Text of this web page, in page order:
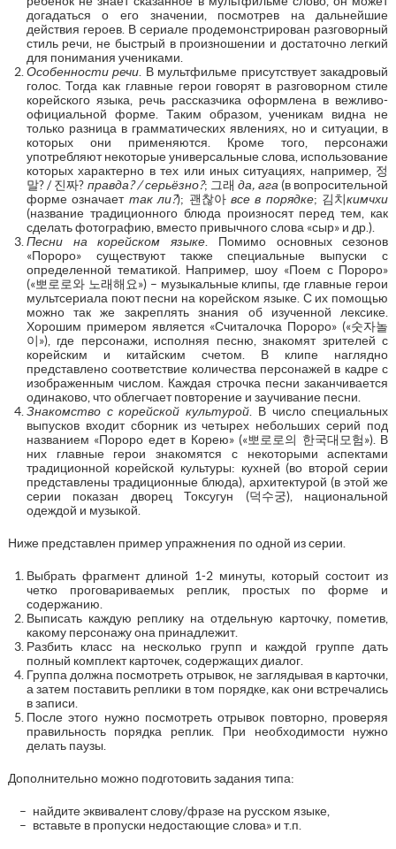
догадаться о его значении, посмотрев на дальнейшие
действия героев. В сериале продемонстрирован разговорный
стиль речи, не быстрый в произношении и достаточно легкий
для понимания учениками.
Особенности речи . В мультфильме присутствует закадровый
голос. Тогда как главные герои говорят в разговорном стиле
корейского языка, речь рассказчика оформлена в вежливо-
официальной форме. Таким образом, ученикам видна не
только разница в грамматических явлениях, но и ситуации, в
которых они применяются. Кроме того, персонажи
употребляют некоторые универсальные слова, использование
которых характерно в тех или иных ситуациях, например, 정
말? / 진짜? правда? / серьёзно?; 그래да, ага (в вопросительной
форме означает так ли?); 괜찮아 все в порядке; 김치кимчхи
(название традиционного блюда произносят перед тем, как
сделать фотографию, вместо привычного слова «сыр» и др.).
Песни на корейском языке . Помимо основных сезонов
«Пороро» существуют также специальные выпуски с
определенной тематикой. Например, шоу «Поем с Пороро»
(«뽀로로와 노래해요») – музыкальные клипы, где главные герои
мультсериала поют песни на корейском языке. С их помощью
можно так же закреплять знания об изученной лексике.
Хорошим примером является «Считалочка Пороро» («숫자놀
이»), где персонажи, исполняя песню, знакомят зрителей с
корейским и китайским счетом. В клипе наглядно
представлено соответствие количества персонажей в кадре с
изображенным числом. Каждая строчка песни заканчивается
одинаково, что облегчает повторение и заучивание песни.
Знакомство с корейской культурой . В число специальных
выпусков входит сборник из четырех небольших серий под
названием «Пороро едет в Корею» («뽀로로의 한국대모험»). В
них главные герои знакомятся с некоторыми аспектами
традиционной корейской культуры: кухней (во второй серии
представлены традиционные блюда), архитектурой (в этой же
серии показан дворец Токсугун (덕수궁), национальной
одеждой и музыкой.
Ниже представлен пример упражнения по одной из серии.
Выбрать фрагмент длиной 1-2 минуты, который состоит из
четко проговариваемых реплик, простых по форме и
содержанию.
Выписать каждую реплику на отдельную карточку, пометив,
какому персонажу она принадлежит.
Разбить класс на несколько групп и каждой группе дать
полный комплект карточек, содержащих диалог.
Группа должна посмотреть отрывок, не заглядывая в карточки,
а затем поставить реплики в том порядке, как они встречались
в записи.
После этого нужно посмотреть отрывок повторно, проверяя
правильность порядка реплик. При необходимости нужно
делать паузы.
Дополнительно можно подготовить задания типа:
найдите эквивалент слову/фразе на русском языке,
вставьте в пропуски недостающие слова» и т.п.